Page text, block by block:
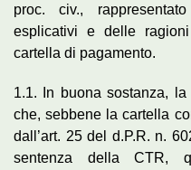
proc. civ.,
esplicativi e delle
cartella di pagamento.
1.1. In buona sostanza,
che, sebbene la cartella
dall’art. 25 del d.P.R. n.
sentenza della CTR,